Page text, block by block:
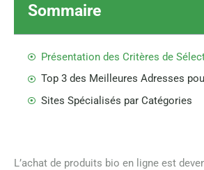
Sommaire
Présentation des Critères de
Sites Spécialisés par Catégories
L’achat de produits bio en ligne est